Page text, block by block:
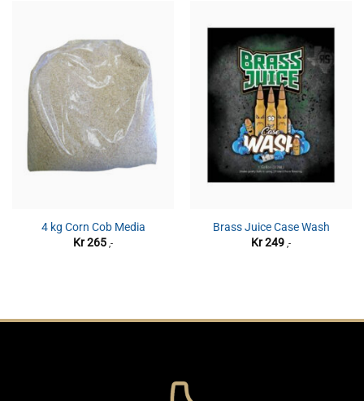
4 kg Corn Cob Media
Kr265 ,-
Brass Juice Case Wash
Kr249 ,-